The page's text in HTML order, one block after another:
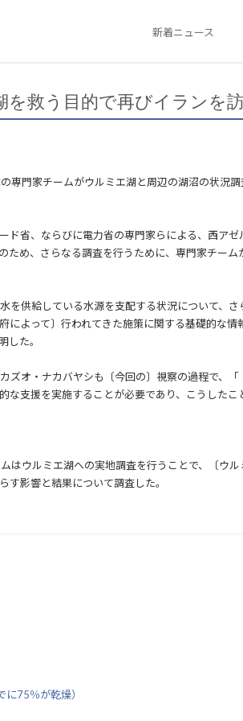
新着ニュース
救う目的で再びイランを
専門家チームがウルミエ湖と周辺の湖沼の状況
省、ならびに電力省の専門家らによる、西ア
ため、さらなる調査を行うために、専門家チー
供給している水源を支配する状況について、
よって〕行われてきた施策に関する基礎的な
した。
オ・ナカバヤシも〔今回の〕視察の過程で、
支援を実施することが必要であり、こうした
ウルミエ湖への実地調査を行うことで、〔ウ
す影響と結果について調査した。
75％が乾燥）